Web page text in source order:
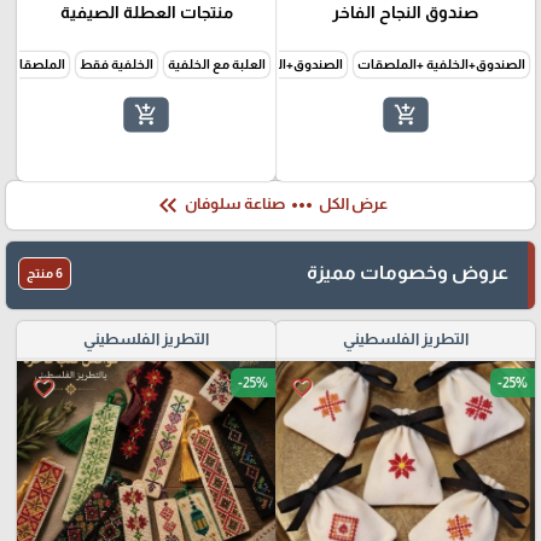
صندوق النجاح الفاخر
الصندوق+الخلفية +الملصقات الصندوق+الخلفية فقط
add_shopping_cart
منتجات العطلة الصيفية
العلبة مع الخلفية الخلفية فقط
add_shopping_cart
عرض الكل more_horiz صناعة سلوفان keyboard_double_arrow_left
عروض وخصومات مميزة 6 منتج
التطريز الفلسطيني
favorite_border -25%
التطريز الفلسطيني
favorite_border -25%